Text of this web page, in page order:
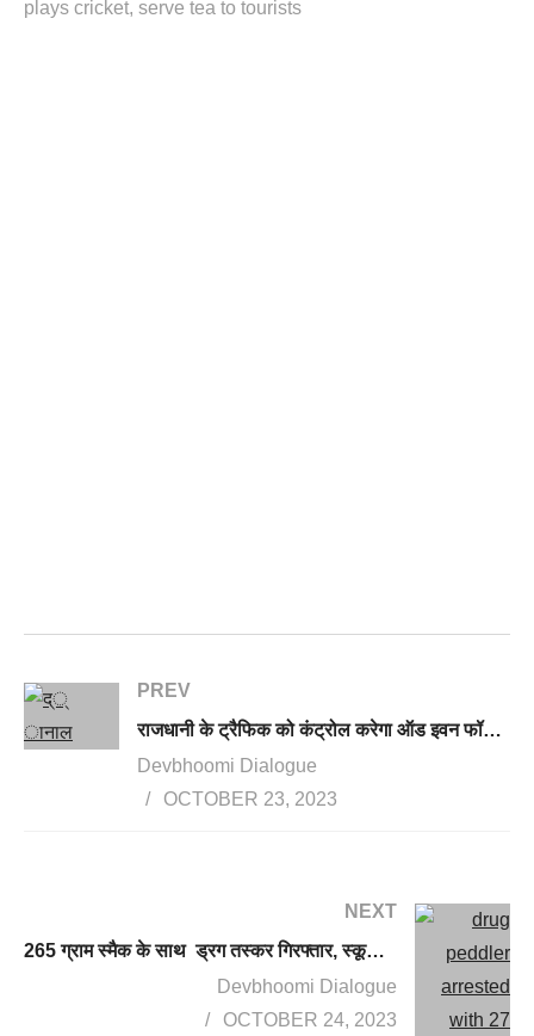
plays cricket serve tea to tourists
PREV
राजधानी के ट्रैफिक को कंट्रोल करेगा ऑड इवन फॉर्मूला, वीकएंड पर लागू करने की तैयारी, SSP ने लिए सुझाव
Devbhoomi Dialogue
OCTOBER 23, 2023
NEXT
265 ग्राम स्मैक के साथ ड्रग तस्कर गिरफ्तार, स्कूल कॉलेजों के बच्चों को करता था टारगेट
Devbhoomi Dialogue
OCTOBER 24, 2023